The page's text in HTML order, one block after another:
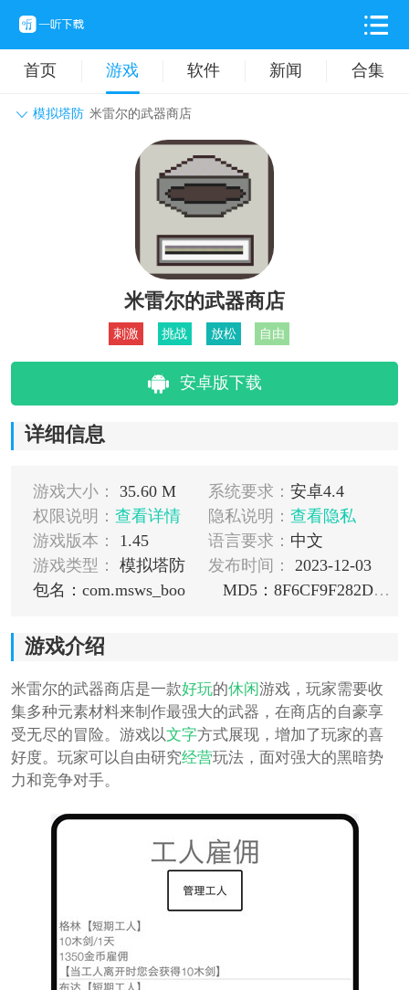
首页 游戏 软件 新闻 合集
模拟塔防 米雷尔的武器商店
动作格斗 休闲益智
卡牌对战 音乐舞蹈
米雷尔的武器商店
刺激 挑战 放松 自由
安卓版下载
详细信息
游戏大小： 35.60 M 系统要求： 安卓4.4
权限说明： 查看详情 隐私说明： 查看隐私
游戏版本：
1.45 语言要求： 中文
游戏类型：
模拟塔防 发布时间：
2023-12-03
包名：com.msws_boo
MD5：8F6CF9F282DDEB95CE5CC537773FC161
游戏介绍
米雷尔的武器商店是一款好玩的休闲游戏，玩家需要收
集多种元素材料来制作最强大的武器，在商店的自豪享
受无尽的冒险。游戏以文字方式展现，增加了玩家的喜
好度。玩家可以自由研究经营玩法，面对强大的黑暗势
力和竞争对手。